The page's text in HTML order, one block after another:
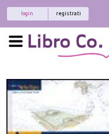
registrati
login